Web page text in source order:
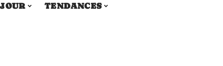
TENDANCES